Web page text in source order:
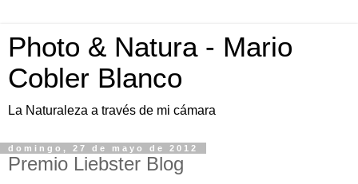
Photo & Natura - Mario
Cobler Blanco
La Naturaleza a través de mi cámara
domingo, 27 de mayo de 2012
Premio Liebster Blog